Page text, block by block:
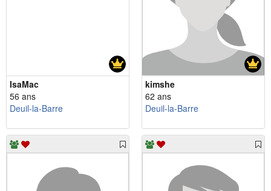
IsaMac
56 ans
Deuil-la-Barre
kimshe
62 ans
Deuil-la-Barre